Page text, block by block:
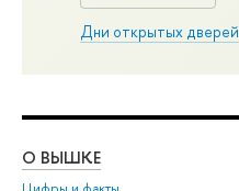
Дни открытых дверей
О ВЫШКЕ